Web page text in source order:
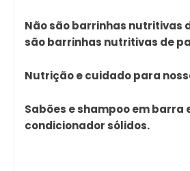
Não são barrinhas nutritivas
são barrinhas nutritivas de
Nutrição e cuidado para
Sabões e shampoo em barra
condicionador sólidos.